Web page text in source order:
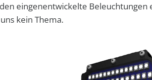
eingenentwickelte
kein Thema.